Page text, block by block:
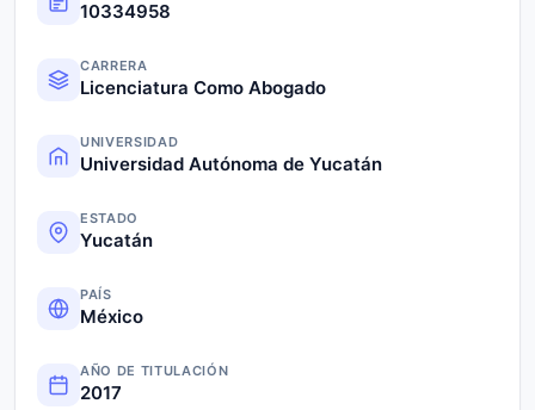
10334958
CARRERA
Licenciatura Como Abogado
UNIVERSIDAD
Universidad Autónoma de Yucatán
ESTADO
Yucatán
PAÍS
México
AÑO DE TITULACIÓN
2017